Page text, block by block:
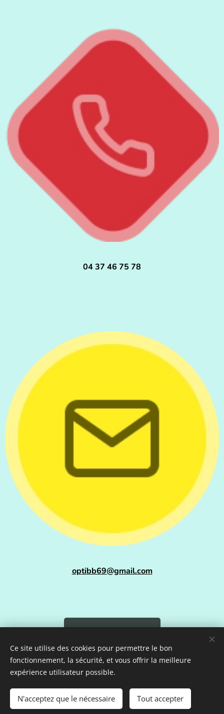
04 37 46 75 78
optibb69@gmail.com
Envoyer un mail
OPTI BB, Tous droits réservés 2024
Créationagence mizu Cookies
Ce site utilise des cookies pour permettre le bon
fonctionnement, la sécurité, et vous offrir la meilleure
expérience utilisateur possible.
N'acceptez que le nécessaire Tout accepter